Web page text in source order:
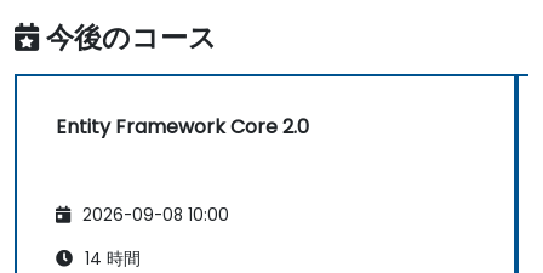
今後のコース
Entity Framework Core 2.0
2026-09-08 10:00
14 時間